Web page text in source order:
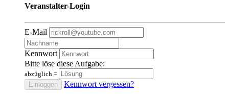
Veranstalter-Login
E-Mail
Kennwort
Bitte löse diese Aufgabe:
abzüglich =
Einloggen
Kennwort vergessen?